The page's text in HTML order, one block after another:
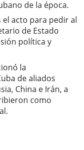
de la época.
el acto para pedir al
de Estado
política y
la
de aliados
China e Irán, a
como